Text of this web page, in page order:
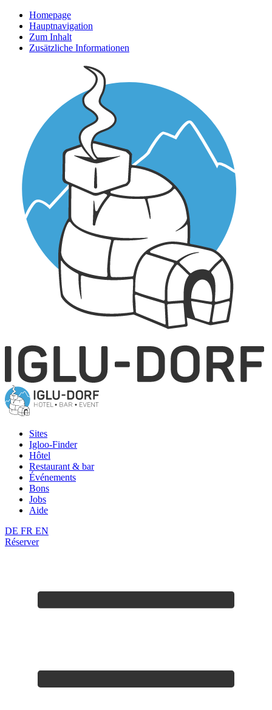
Homepage
Hauptnavigation
Zum Inhalt
Zusätzliche Informationen
Sites
Igloo-Finder
Hôtel
Restaurant & bar
Événements
Bons
Jobs
Aide
DE FR EN
Réserver